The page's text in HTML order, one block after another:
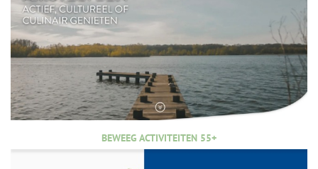
BEWEEG ACTIVITEITEN 55+